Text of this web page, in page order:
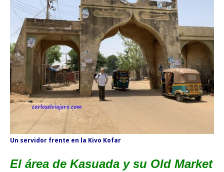
Un servidor frente en la Kivo Kofar
El área de Kasuada y su Old Market